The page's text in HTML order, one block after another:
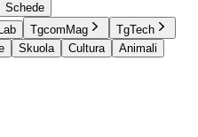
Schede
TgcomMag
TgTech
Skuola Cultura
Animali